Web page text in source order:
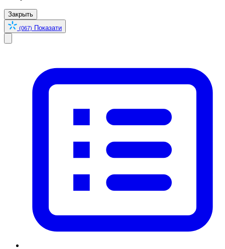
Закрыть
(067) Показати